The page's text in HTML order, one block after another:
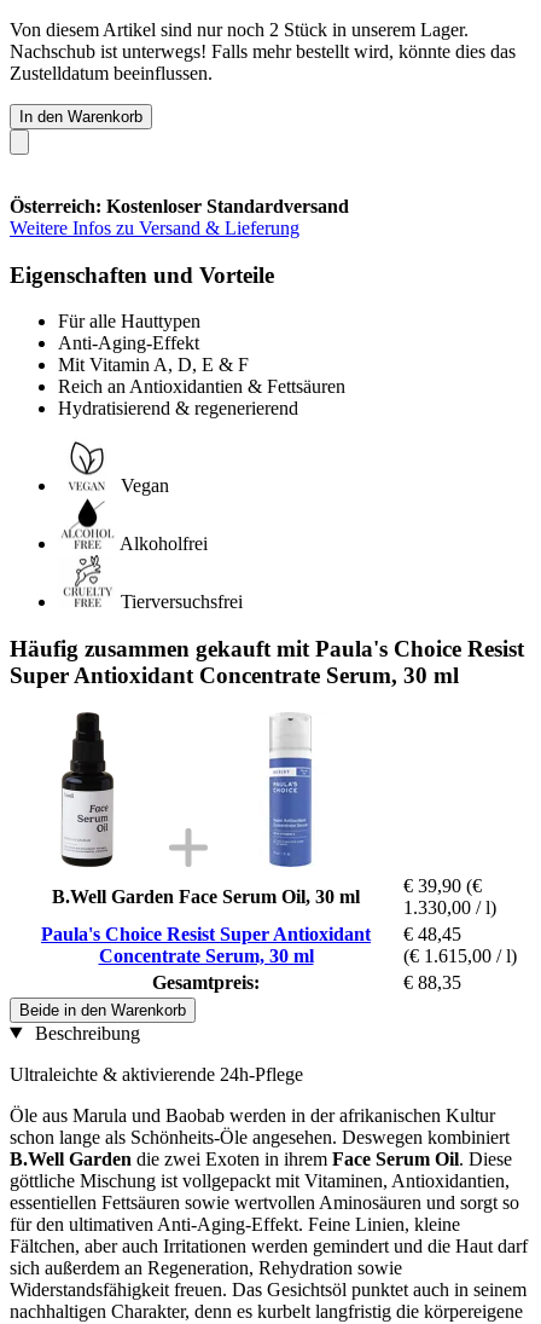
Von diesem Artikel sind nur noch 2 Stück in unserem Lager.
Nachschub ist unterwegs! Falls mehr bestellt wird, könnte dies das
Zustelldatum beeinflussen.
In den Warenkorb
Österreich: Kostenloser Standardversand
Weitere Infos zu Versand & Lieferung
Eigenschaften und Vorteile
Für alle Hauttypen
Anti-Aging-Effekt
Mit Vitamin A, D, E & F
Reich an Antioxidantien & Fettsäuren
Hydratisierend & regenerierend
Vegan
Alkoholfrei
Tierversuchsfrei
Häufig zusammen gekauft mit Paula's Choice Resist
Super Antioxidant Concentrate Serum, 30 ml
B.Well Garden Face Serum Oil, 30 ml
€ 39,90 (€
1.330,00 / l)
Paula's Choice Resist Super Antioxidant
Concentrate Serum, 30 ml
€ 48,45
(€ 1.615,00 / l)
Gesamtpreis:
€ 88,35
Beide in den Warenkorb
Beschreibung
Ultraleichte & aktivierende 24h-Pflege
Öle aus Marula und Baobab werden in der afrikanischen Kultur
schon lange als Schönheits-Öle angesehen. Deswegen kombiniert
B.Well Garden die zwei Exoten in ihrem Face Serum Oil. Diese
göttliche Mischung ist vollgepackt mit Vitaminen, Antioxidantien,
essentiellen Fettsäuren sowie wertvollen Aminosäuren und sorgt so
für den ultimativen Anti-Aging-Effekt. Feine Linien, kleine
Fältchen, aber auch Irritationen werden gemindert und die Haut darf
sich außerdem an Regeneration, Rehydration sowie
Widerstandsfähigkeit freuen. Das Gesichtsöl punktet auch in seinem
nachhaltigen Charakter, denn es kurbelt langfristig die körpereigene